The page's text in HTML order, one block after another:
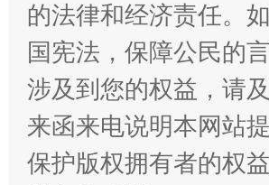
的法律和经济责任。
国宪法，保障公民的
涉及到您的权益，请
来函来电说明本网站
保护版权拥有者的权